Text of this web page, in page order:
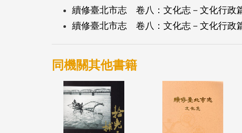
續修臺北市志 卷八：文化志－文化行政
續修臺北市志 卷八：文化志－文化行政
同機關其他書籍